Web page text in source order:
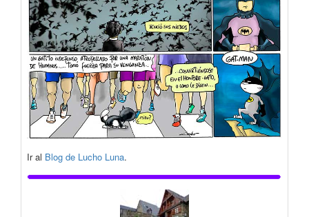
Ir al Blog de Lucho Luna.